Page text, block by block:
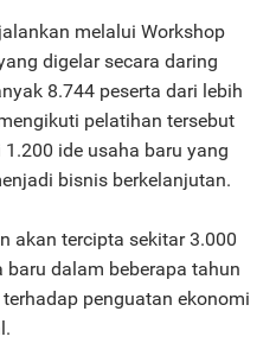
melalui Workshop
digelar secara daring
8.744 peserta dari lebih
pelatihan tersebut
ide usaha baru yang
bisnis berkelanjutan.
akan tercipta sekitar 3.000
dalam beberapa tahun
penguatan ekonomi